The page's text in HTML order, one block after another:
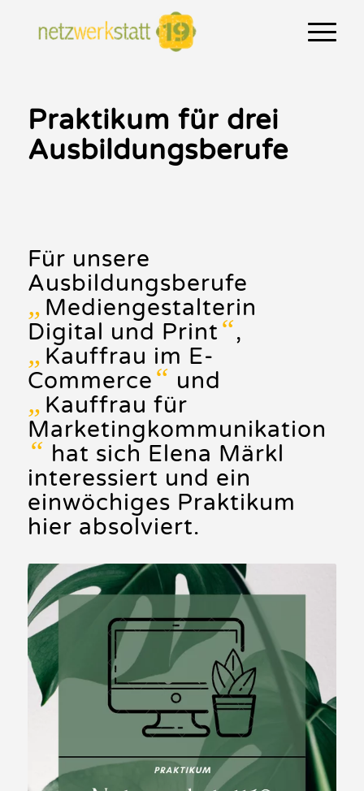
Praktikum für drei
Ausbildungsberufe
Für unsere
Ausbildungsberufe
„ Mediengestalterin
Digital und Print “,
„ Kauffrau im E-
Commerce “ und
„ Kauffrau für
Marketingkommunikation
“ hat sich Elena Märkl
interessiert und ein
einwöchiges Praktikum
hier absolviert.